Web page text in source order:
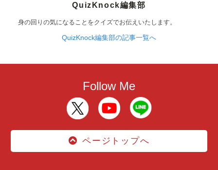
QuizKnock編集部
身の回りの気になることをクイズでお伝えいたします。
QuizKnock編集部の記事一覧へ
Follow Me
ページトップへ